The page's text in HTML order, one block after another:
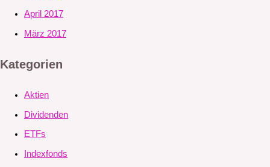
April 2017
März 2017
Kategorien
Aktien
Dividenden
ETFs
Indexfonds